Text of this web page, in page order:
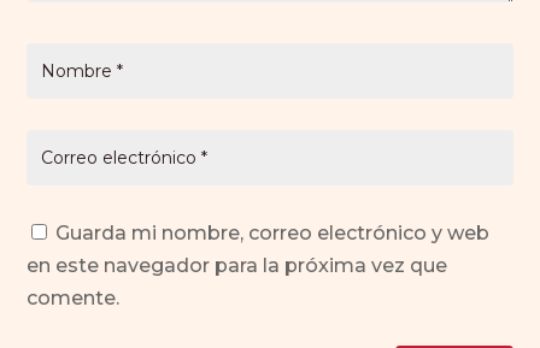
Guarda mi nombre, correo electrónico y web
en este navegador para la próxima vez que
comente.